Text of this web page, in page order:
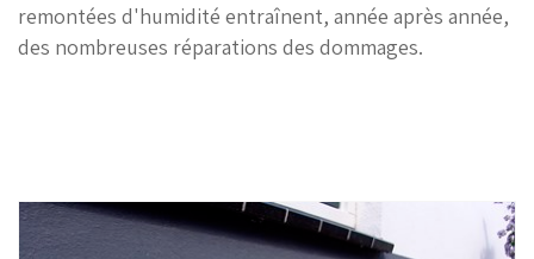
remontées d'humidité entraînent, année après année,
des nombreuses réparations des dommages.